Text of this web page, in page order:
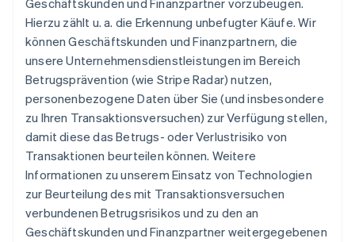
Geschäftskunden und Finanzpartner vorzubeugen.
Hierzu zählt u. a. die Erkennung unbefugter Käufe. Wir
können Geschäftskunden und Finanzpartnern, die
unsere Unternehmensdienstleistungen im Bereich
Betrugsprävention (wie Stripe Radar) nutzen,
personenbezogene Daten über Sie (und insbesondere
zu Ihren Transaktionsversuchen) zur Verfügung stellen,
damit diese das Betrugs- oder Verlustrisiko von
Transaktionen beurteilen können. Weitere
Informationen zu unserem Einsatz von Technologien
zur Beurteilung des mit Transaktionsversuchen
verbundenen Betrugsrisikos und zu den an
Geschäftskunden und Finanzpartner weitergegebenen